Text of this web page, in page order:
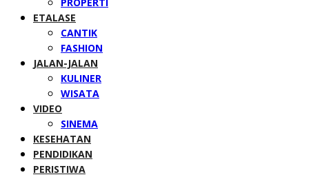
ETALASE
CANTIK
FASHION
JALAN-JALAN
KULINER
WISATA
VIDEO
SINEMA
KESEHATAN
PENDIDIKAN
PERISTIWA